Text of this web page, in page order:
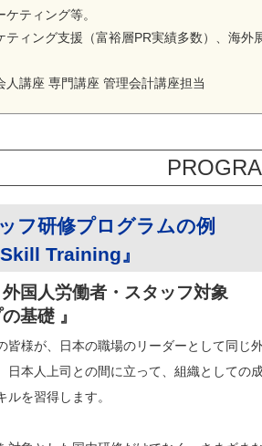
ティング等。
ィング支援（富裕層PR実績多数）、海外
講座 専門講座 管理会計講座担当
フ研修プログラムの例
Training』
外国人労働者・スタッフ対象
基礎 』
皆様が、日本の職場のリーダーとして同じ
日本人上司との間に立って、組織としての
を習得します。